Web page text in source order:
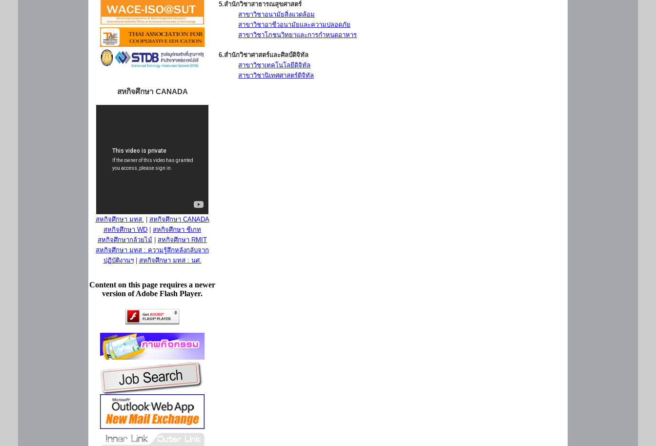
สหกิจศึกษา CANADA
สหกิจศึกษา มทส.
สหกิจศึกษา CANADA
สหกิจศึกษา WD
สหกิจศึกษา ซีเกท
สหกิจศึกษากล้วยไม้
สหกิจศึกษา RMIT
สหกิจศึกษา มทส : ความรู้สึกหลังกลับจาก
ปฏิบัติงานฯ| สหกิจศึกษา มทส : นศ.
Content on this page requires a newer
version of Adobe Flash Player.
5.สำนักวิชาสาธารณสุขศาสตร์
สาขาวิชาอนามัยสิ่งแวดล้อม
สาขาวิชาอาชีวอนามัยและความปลอดภัย
สาขาวิชาโภชนวิทยาและการกำหนดอาหาร
6.สำนักวิชาศาสตร์และศิลป์ดิจิทัล
สาขาวิชาเทคโนโลยีดิจิทัล
สาขาวิชานิเทศศาสตร์ดิจิทัล